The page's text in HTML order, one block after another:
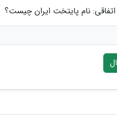
نام پایتخت ایران چیست؟